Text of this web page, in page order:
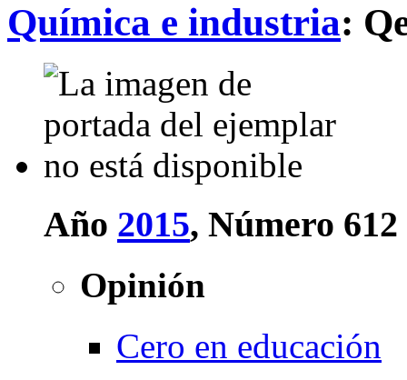
Química e industria:
Año 2015, Número 612
Opinión
Cero en educación